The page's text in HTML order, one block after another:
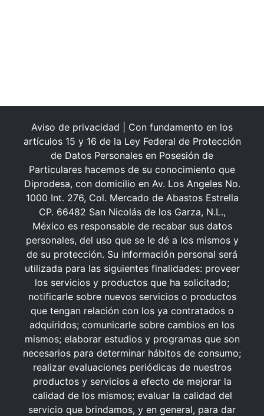
Aviso de privacidad | Con fundamento en los
artículos 15 y 16 de la Ley Federal de Protección
de Datos Personales en Posesión de
Particulares hacemos de su conocimiento que
Diprodesa, con domicilio en Av. Los Angeles No.
1000 Int. 276, Col. Mercado de Abastos Estrella
CP. 66482 San Nicolás de los Garza, N.L.,
México es responsable de recabar sus datos
personales, del uso que se le dé a los mismos y
de su protección. Su información personal será
utilizada para las siguientes finalidades: proveer
los servicios y productos que ha solicitado;
notificarle sobre nuevos servicios o productos
que tengan relación con los ya contratados o
adquiridos; comunicarle sobre cambios en los
mismos; elaborar estudios y programas que son
necesarios para determinar hábitos de consumo;
realizar evaluaciones periódicas de nuestros
productos y servicios a efecto de mejorar la
calidad de los mismos; evaluar la calidad del
servicio que brindamos, y en general, para dar